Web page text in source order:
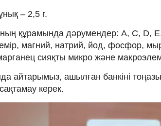
– 2,5 г.
құрамында дәрумендер: A, C, D,
магний, натрий, йод, фосфор,
сияқты микро және
айтарымыз, ашылған банкіні
керек.